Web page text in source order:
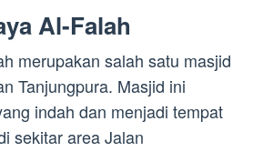
Al-Falah
merupakan salah satu masjid
Tanjungpura. Masjid ini
indah dan menjadi tempat
sekitar area Jalan